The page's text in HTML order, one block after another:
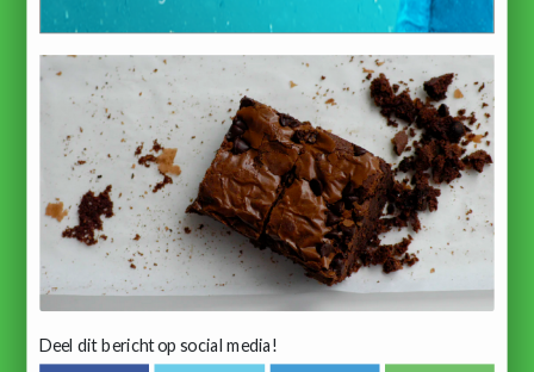
Deel dit bericht op social media!